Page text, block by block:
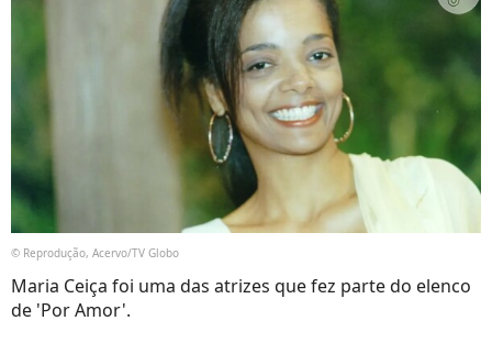
© Reprodução, Acervo/TV Globo
Maria Ceiça foi uma das atrizes que fez parte do elenco
de 'Por Amor'.